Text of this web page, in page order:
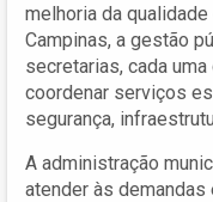
melhoria da
Campinas, a gestão
secretarias, cada
coordenar serviços
segurança,
A administração
atender às